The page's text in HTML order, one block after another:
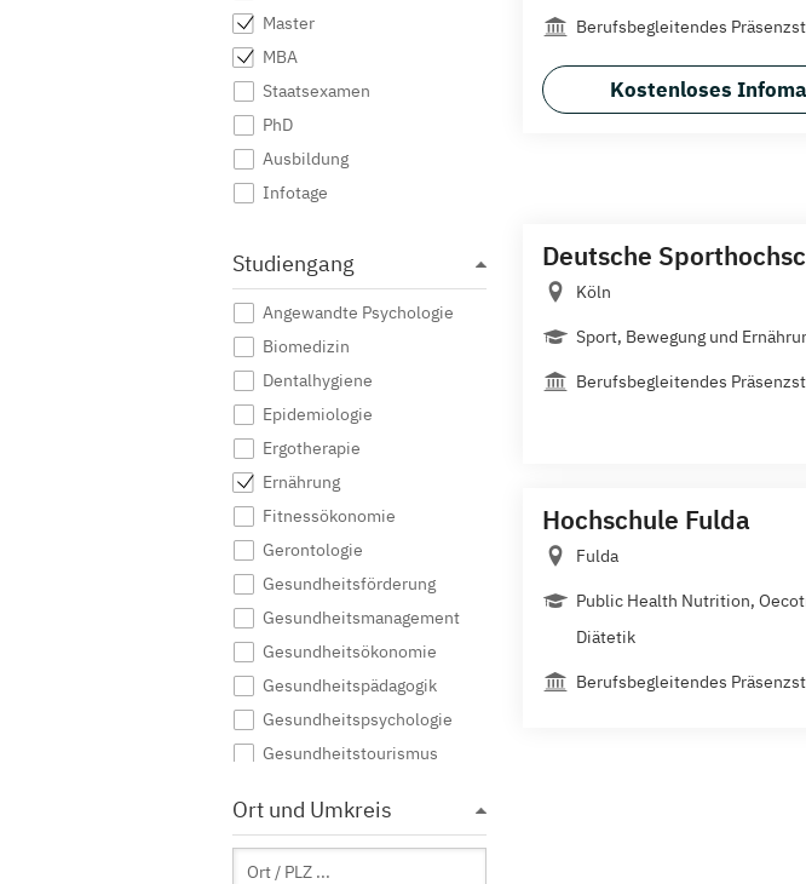
Master
MBA
Staatsexamen
PhD
Ausbildung
Infotage
Studiengang
Angewandte Psychologie
Biomedizin
Dentalhygiene
Epidemiologie
Ergotherapie
Ernährung
Fitnessökonomie
Gerontologie
Gesundheitsförderung
Gesundheitsmanagement
Gesundheitsökonomie
Gesundheitspädagogik
Gesundheitspsychologie
Gesundheitstourismus
Sozialmanagement
Gesundheitswissenschaften
Health Care Management
Ort und Umkreis
Berufsbegleitendes
Kostenloses
Deutsche
Köln
Sport, Bewegung und
Berufsbegleitendes
Hochschule Fulda
Fulda
Public Health Nutrition,
Diätetik
Berufsbegleitendes